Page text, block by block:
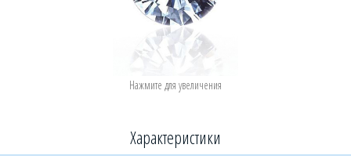
Характеристики